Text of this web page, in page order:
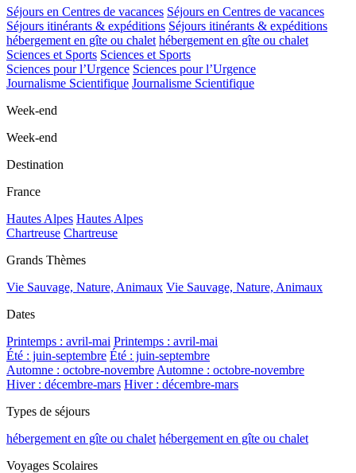
Séjours en Centres de vacances Séjours en Centres de vacances
Séjours itinérants & expéditions Séjours itinérants & expéditions
hébergement en gîte ou chalet hébergement en gîte ou chalet
Sciences et Sports Sciences et Sports
Sciences pour l’Urgence Sciences pour l’Urgence
Journalisme Scientifique Journalisme Scientifique
Week-end
Week-end
Destination
France
Hautes Alpes Hautes Alpes
Chartreuse Chartreuse
Grands Thèmes
Vie Sauvage, Nature, Animaux Vie Sauvage, Nature, Animaux
Dates
Printemps : avril-mai Printemps : avril-mai
Été : juin-septembre Été : juin-septembre
Automne : octobre-novembre Automne : octobre-novembre
Hiver : décembre-mars Hiver : décembre-mars
Types de séjours
hébergement en gîte ou chalet hébergement en gîte ou chalet
Voyages Scolaires